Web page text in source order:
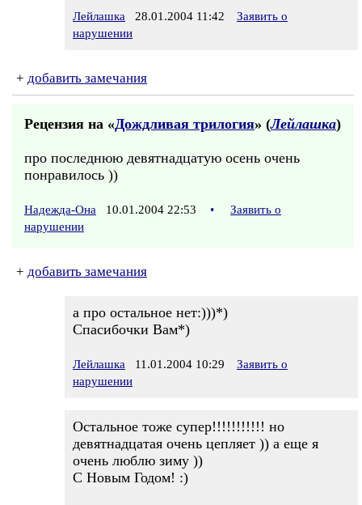
Лейлашка 28.01.2004 11:42
Заявить о
нарушении
+ добавить замечания
Рецензия на «Дождливая трилогия» (Лейлашка)
про последнюю девятнадцатую осень очень
понравилось ))
Надежда-Она 10.01.2004 22:53 •
Заявить о
нарушении
+ добавить замечания
а про остальное нет:)))*)
Спасибочки Вам*)
Лейлашка 11.01.2004 10:29
Заявить о
нарушении
Остальное тоже супер!!!!!!!!!!! но
девятнадцатая очень цепляет )) а еще я
очень люблю зиму ))
С Новым Годом! :)